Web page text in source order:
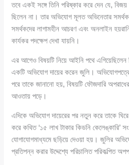
তবে একই সঙ্গে তিনি পরিষ্কার করে দেন যে,
ছিলেন না। তার অভিযোগ মূলত অভিনেতার
সমর্থকদের লাগামহীন আচরণ এবং অনলাইন
কার্যকর পদক্ষেপ দেখা যায়নি।
এর আগেও বিষয়টি নিয়ে আইনি পথে এগিয়েছিলেন
একটি অভিযোগ দায়ের করেন জুলি।
পরে তাকে জানানো হয়, বিষয়টি ফৌজদারি অপরাধের
আওতায় পড়ে।
এদিকে অভিযোগ দায়েরের পর নতুন করে তাকে
করে কথিত ‘১৫ লাখ টাকার কিডনি কেলেঙ্কারি’
যোগাযোগমাধ্যমে ছড়িয়ে দেওয়া হয়। জুলির
প্রতিপন্ন করার উদ্দেশ্যে পরিচালিত পরিকল্পিত